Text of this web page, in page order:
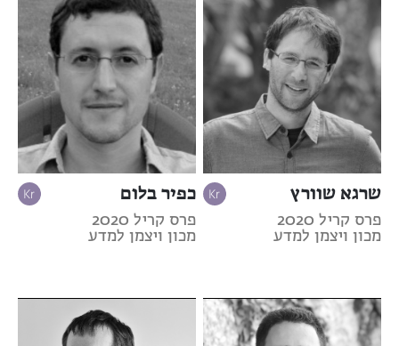
שרגא שוורץ
פרס קריל 2020
מכון ויצמן למדע
כפיר בלום
פרס קריל 2020
מכון ויצמן למדע